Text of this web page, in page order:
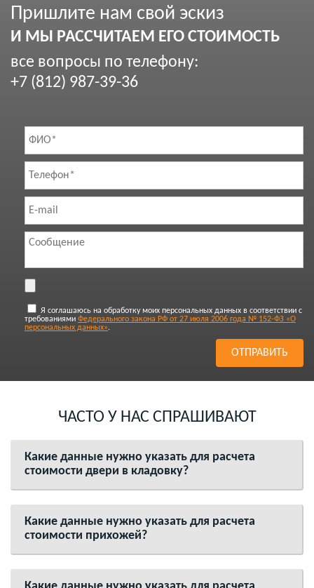
Пришлите нам свой эскиз
И МЫ РАССЧИТАЕМ ЕГО СТОИМОСТЬ
все вопросы по телефону:
+7 (812) 987-39-36
Я соглашаюсь на обработку моих персональных данных в соответствии с
требованиями Федерального закона РФ от 27 июля 2006 года № 152-ФЗ «О
персональных данных».
ЧАСТО У НАС СПРАШИВАЮТ
Какие данные нужно указать для расчета
стоимости двери в кладовку?
Какие данные нужно указать для расчета
стоимости прихожей?